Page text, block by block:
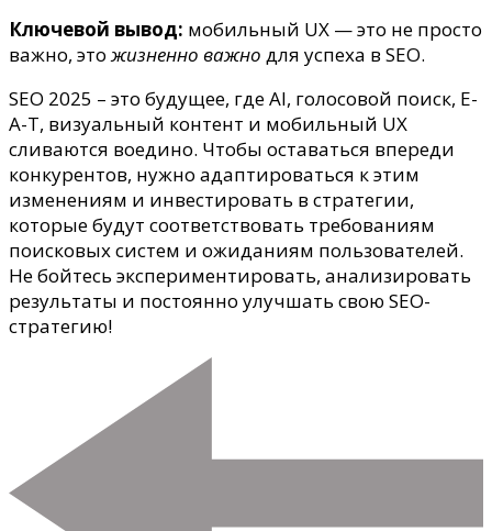
Ключевой вывод: мобильный UX — это не просто
важно, этожизненно важно для успеха в SEO.
SEO 2025 – это будущее, где AI, голосовой поиск, E-
A-T, визуальный контент и мобильный UX
сливаются воедино. Чтобы оставаться впереди
конкурентов, нужно адаптироваться к этим
изменениям и инвестировать в стратегии,
которые будут соответствовать требованиям
поисковых систем и ожиданиям пользователей.
Не бойтесь экспериментировать, анализировать
результаты и постоянно улучшать свою SEO-
стратегию!